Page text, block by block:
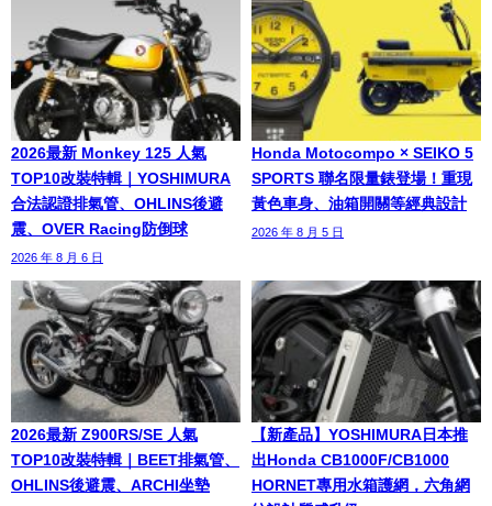
2026最新 Monkey 125 人氣
TOP10改裝特輯｜YOSHIMURA
合法認證排氣管、OHLINS後避
震、OVER Racing防倒球
2026 年 8 月 6 日
Honda Motocompo × SEIKO 5
SPORTS 聯名限量錶登場！重現
黃色車身、油箱開關等經典設計
2026 年 8 月 5 日
2026最新 Z900RS/SE 人氣
TOP10改裝特輯｜BEET排氣管、
OHLINS後避震、ARCHI坐墊
【新產品】YOSHIMURA日本推
出Honda CB1000F/CB1000
HORNET專用水箱護網，六角網